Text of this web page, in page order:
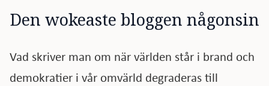
Den wokeaste bloggen någonsin
Vad skriver man om när världen står i brand och
demokratier i vår omvärld degraderas till